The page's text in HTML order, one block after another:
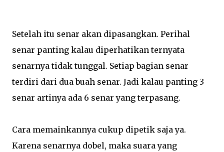
Setelah itu senar akan dipasangkan. Perihal
senar panting kalau diperhatikan ternyata
senarnya tidak tunggal. Setiap bagian senar
terdiri dari dua buah senar. Jadi kalau panting 3
senar artinya ada 6 senar yang terpasang.
Cara memainkannya cukup dipetik saja ya.
Karena senarnya dobel, maka suara yang